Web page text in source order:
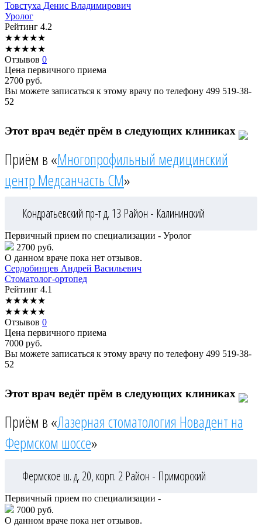
Товстуха Денис Владимирович
Уролог
Рейтинг 4.2
★★★★★
★★★★★
Отзывов 0
Цена первичного приема
2700 руб.
Вы можете записаться к этому врачу по телефону 499 519-38-
52
Этот врач ведёт прём в следующих клиниках
Приём в «Многопрофильный медицинский
центр Медсанчасть СМ»
Кондратьевский пр-т д. 13 Район - Калининский
Первичный прием по специализации - Уролог
2700 руб.
О данном враче пока нет отзывов.
Сердобинцев Андрей Васильевич
Стоматолог-ортопед
Рейтинг 4.1
★★★★★
★★★★★
Отзывов 0
Цена первичного приема
7000 руб.
Вы можете записаться к этому врачу по телефону 499 519-38-
52
Этот врач ведёт прём в следующих клиниках
Приём в «Лазерная стоматология Новадент на
Фермском шоссе»
Фермское ш. д. 20, корп. 2 Район - Приморский
Первичный прием по специализации -
7000 руб.
О данном враче пока нет отзывов.